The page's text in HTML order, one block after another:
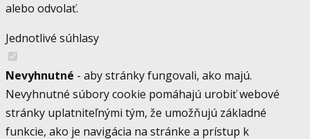
alebo odvolať.
Jednotlivé súhlasy
Nevyhnutné - aby stránky fungovali, ako majú.
Nevyhnutné súbory cookie pomáhajú urobiť webové
stránky uplatniteľnými tým, že umožňujú základné
funkcie, ako je navigácia na stránke a prístup k